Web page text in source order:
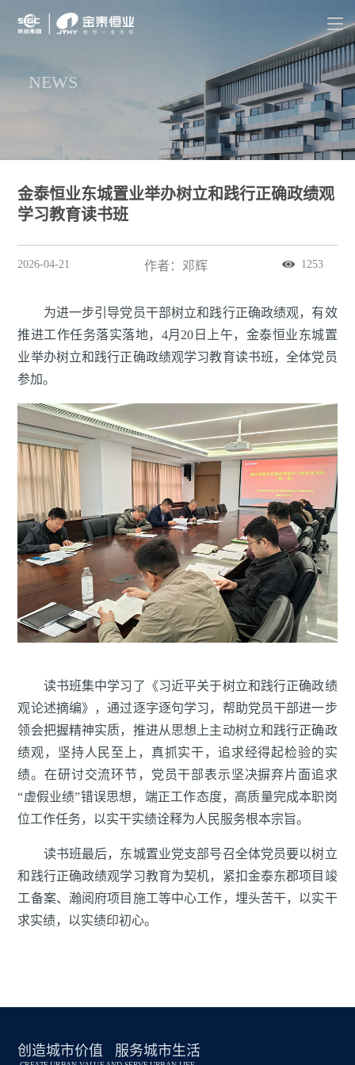
NEWS
金泰恒业东城置业举办树立和践行正确政绩观
学习教育读书班
2026-04-21 作者：邓辉 1253
为进一步引导党员干部树立和践行正确政绩观，有效
推进工作任务落实落地，4月20日上午，金泰恒业东城置
业举办树立和践行正确政绩观学习教育读书班，全体党员
参加。
读书班集中学习了《习近平关于树立和践行正确政绩
观论述摘编》，通过逐字逐句学习，帮助党员干部进一步
领会把握精神实质，推进从思想上主动树立和践行正确政
绩观，坚持人民至上，真抓实干，追求经得起检验的实
绩。在研讨交流环节，党员干部表示坚决摒弃片面追求
“虚假业绩”错误思想，端正工作态度，高质量完成本职岗
位工作任务，以实干实绩诠释为人民服务根本宗旨。
读书班最后，东城置业党支部号召全体党员要以树立
和践行正确政绩观学习教育为契机，紧扣金泰东郡项目竣
工备案、瀚阅府项目施工等中心工作，埋头苦干，以实干
求实绩，以实绩印初心。
创造城市价值 服务城市生活